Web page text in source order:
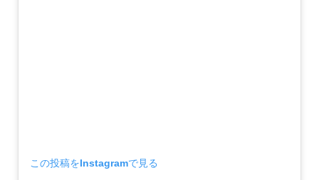
この投稿をInstagramで見る